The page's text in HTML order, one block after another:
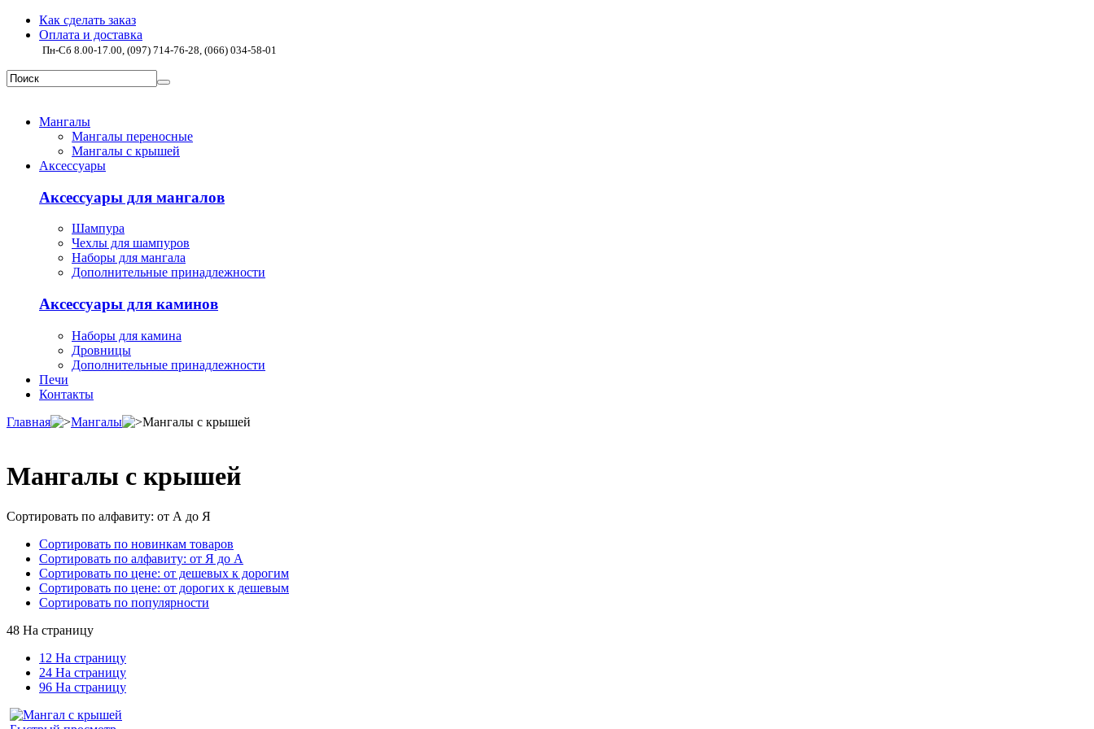
Как сделать заказ
Оплата и доставка
Пн-Сб 8.00-17.00, (097) 714-76-28, (066) 034-58-01
Мангалы
Мангалы переносные
Мангалы с крышей
Аксессуары
Аксессуары для мангалов
Шампура
Чехлы для шампуров
Наборы для мангала
Дополнительные принадлежности
Аксессуары для каминов
Наборы для камина
Дровницы
Дополнительные принадлежности
Печи
Контакты
Главная
Мангалы Мангалы с крышей
Мангалы с крышей
Сортировать по алфавиту: от А до Я
Сортировать по новинкам товаров
Сортировать по алфавиту: от Я до А
Сортировать по цене: от дешевых к дорогим
Сортировать по цене: от дорогих к дешевым
Сортировать по популярности
48 На страницу
12 На страницу
24 На страницу
96 На страницу